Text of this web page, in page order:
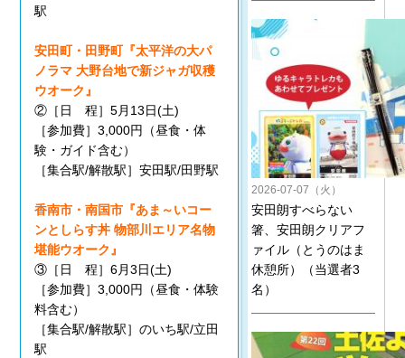
駅
安田町・田野町『太平洋の大パ
ノラマ 大野台地で新ジャガ収穫
ウオーク』
②［日 程］5月13日(土)
［参加費］3,000円（昼食・体
験・ガイド含む）
［集合駅/解散駅］安田駅/田野駅
香南市・南国市『あま～いコー
ンとしらす丼 物部川エリア名物
堪能ウオーク』
③［日 程］6月3日(土)
［参加費］3,000円（昼食・体験
料含む）
［集合駅/解散駅］のいち駅/立田
駅
2026-07-07（火）
安田朗すべらない
箸、安田朗クリアフ
ァイル（とうのはま
休憩所）（当選者3
名）